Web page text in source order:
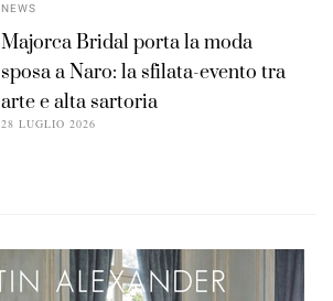
NEWS
Majorca Bridal porta la moda
sposa a Naro: la sfilata-evento tra
arte e alta sartoria
28 LUGLIO 2026